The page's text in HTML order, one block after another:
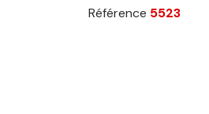
Référence 5523